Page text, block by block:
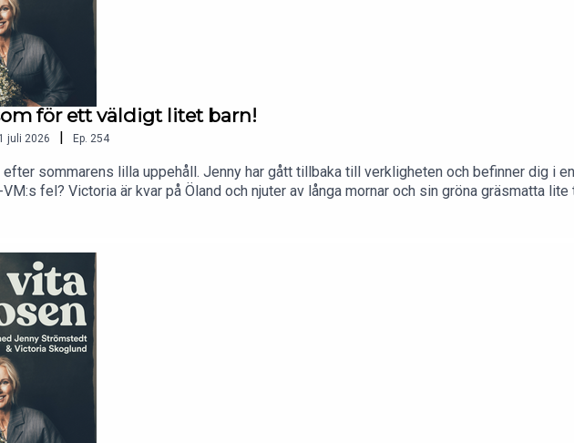
för ett väldigt litet barn!
juli 2026 | Ep. 254
sommarens lilla uppehåll. Jenny har gått tillbaka till verkligheten och befinner dig i
fel? Victoria är kvar på Öland och njuter av långa mornar och sin gröna gräsmatta
upp träd och buskar. Dessutom blir det tomatidentifiering, nya ålderstecken och